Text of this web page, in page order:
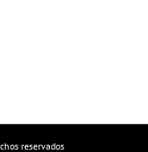
reservados